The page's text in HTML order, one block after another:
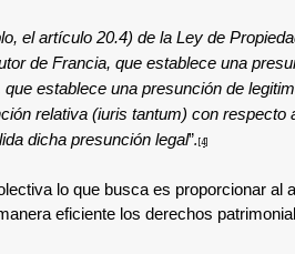
artículo 20.4) de la Ley de
de Francia, que establece una
establece una presunción de
relativa (iuris tantum) con
dicha presunción legal”.[4]
lo que busca es proporcionar
eficiente los derechos